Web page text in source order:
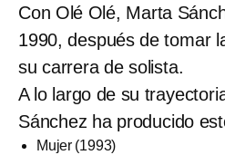
Con Olé Olé, Marta
1990, después de tomar
su carrera de solista.
A lo largo de su
Sánchez ha producido
Mujer (1993)